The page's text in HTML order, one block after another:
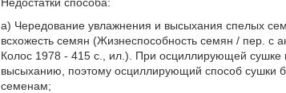
а) Чередование увлажнения и высыхания спелых
всхожесть семян (Жизнеспособность семян / пер.
Колос 1978 - 415 с., ил.). При осциллирующей сушке
высыханию, поэтому осциллирующий способ сушки
семенам;